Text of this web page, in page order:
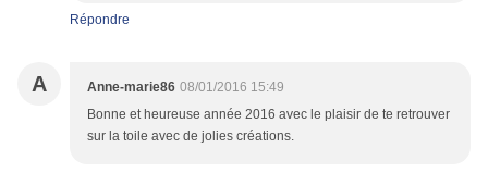
Répondre
A Anne-marie86 08/01/2016 15:49
Bonne et heureuse année 2016 avec le plaisir de te retrouver
sur la toile avec de jolies créations.